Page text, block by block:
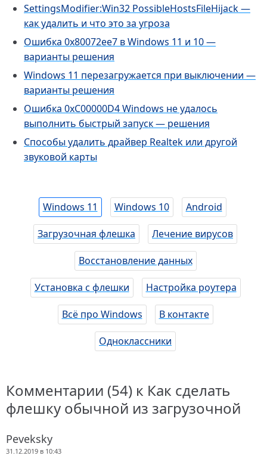
SettingsModifier:Win32 PossibleHostsFileHijack —
как удалить и что это за угроза
Ошибка 0x80072ee7 в Windows 11 и 10 —
варианты решения
Windows 11 перезагружается при выключении —
варианты решения
Ошибка 0xC00000D4 Windows не удалось
выполнить быстрый запуск — решения
Способы удалить драйвер Realtek или другой
звуковой карты
Windows 11 Windows 10 Android
Загрузочная флешка Лечение вирусов
Восстановление данных
Установка с флешки Настройка роутера
Всё про Windows В контакте
Одноклассники
Комментарии (54) к Как сделать
флешку обычной из загрузочной
Peveksky
31.12.2019 в 10:43